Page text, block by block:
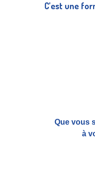
C’est une
Que vous
à